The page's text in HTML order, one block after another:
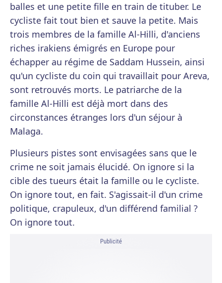
balles et une petite fille en train de tituber. Le
cycliste fait tout bien et sauve la petite. Mais
trois membres de la famille Al-Hilli, d'anciens
riches irakiens émigrés en Europe pour
échapper au régime de Saddam Hussein, ainsi
qu'un cycliste du coin qui travaillait pour Areva,
sont retrouvés morts. Le patriarche de la
famille Al-Hilli est déjà mort dans des
circonstances étranges lors d'un séjour à
Malaga.
Plusieurs pistes sont envisagées sans que le
crime ne soit jamais élucidé. On ignore si la
cible des tueurs était la famille ou le cycliste.
On ignore tout, en fait. S'agissait-il d'un crime
politique, crapuleux, d'un différend familial ?
On ignore tout.
Publicité